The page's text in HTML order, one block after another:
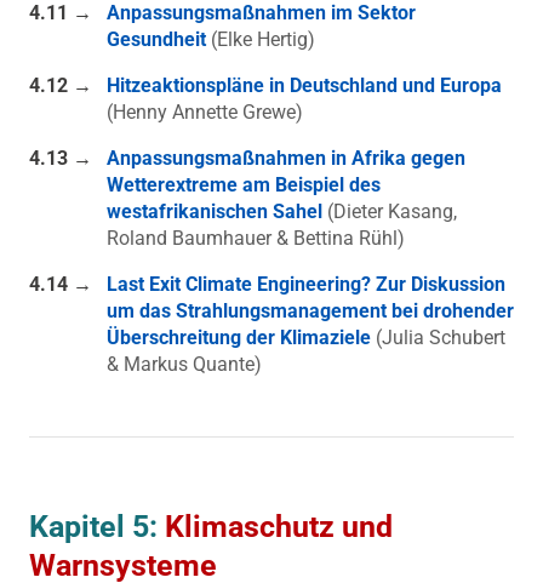
4.11 →
Anpassungsmaßnahmen im Sektor
Gesundheit (Elke Hertig)
4.12 →
Hitzeaktionspläne in Deutschland und Europa
(Henny Annette Grewe)
4.13 →
Anpassungsmaßnahmen in Afrika gegen
Wetterextreme am Beispiel des
westafrikanischen Sahel (Dieter Kasang,
Roland Baumhauer & Bettina Rühl)
4.14 →
Last Exit Climate Engineering? Zur Diskussion
um das Strahlungsmanagement bei drohender
Überschreitung der Klimaziele (Julia Schubert
& Markus Quante)
Kapitel 5: Klimaschutz und
Warnsysteme